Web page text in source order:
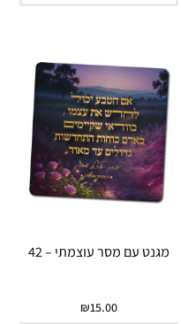
מגנט עם מסר עוצמתי – 42
₪15.00